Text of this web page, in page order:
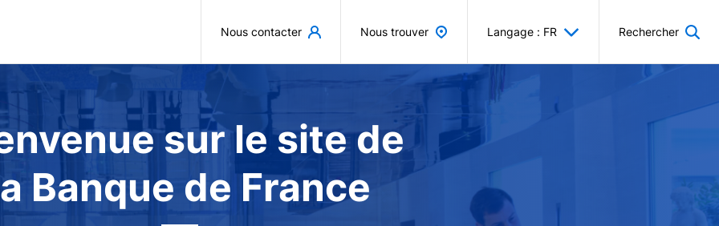
Nous contacter Nous trouver Langage : FR Rechercher
sur le site de
Banque de France